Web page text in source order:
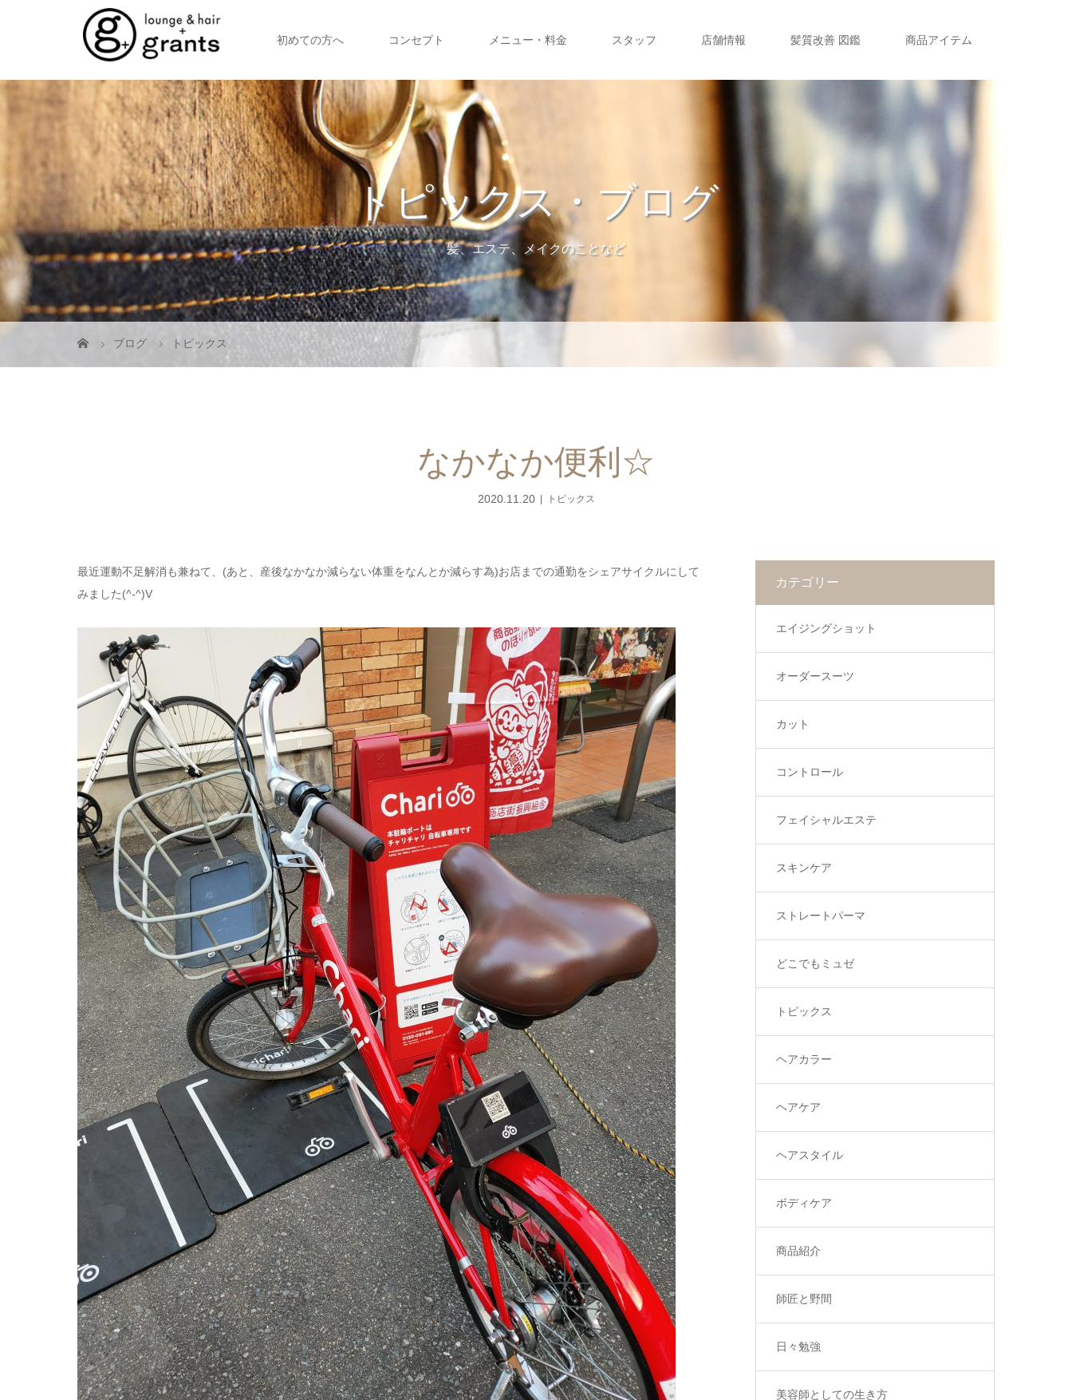
初めての方へ コンセプト メニュー・料金 スタッフ 店舗情報 髪質改善 図鑑 商品アイテム
トピックス・ブログ
髪、エステ、メイクのことなど
ブログ トピックス
なかなか便利☆
2020.11.20 トピックス
最近運動不足解消も兼ねて、(あと、産後なかなか減らない体重をなんとか減らす為)お店までの通勤をシェアサイクルにして
みました(^-^)V
カテゴリー
エイジングショット
オーダースーツ
カット
コントロール
フェイシャルエステ
スキンケア
ストレートパーマ
どこでもミュゼ
トピックス
ヘアカラー
ヘアケア
ヘアスタイル
ボディケア
商品紹介
師匠と野間
日々勉強
美容師としての生き方